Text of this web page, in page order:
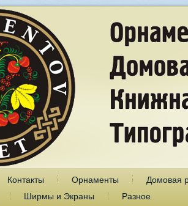
Контакты Орнаменты
Домовая
Ширмы и Экраны Разное